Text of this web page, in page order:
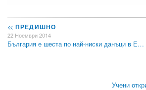
<< ПРЕДИШНО
22 Ноември 2014
България е шеста по най-ниски данъци в Е…
Учени